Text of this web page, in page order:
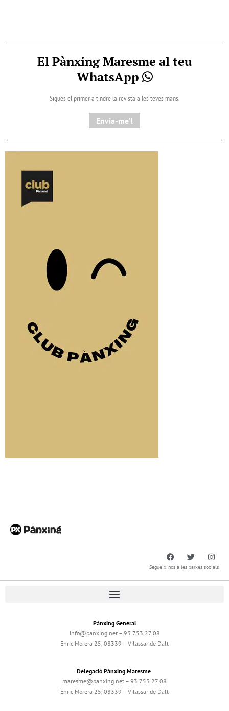
El Pànxing Maresme al teu
WhatsApp
Sigues el primer a tindre la revista a les teves mans.
Envia-me'l
Segueix-nos a les xarxes socials
Pànxing General
info@panxing.net – 93 753 27 08
Enric Morera 25, 08339 – Vilassar de Dalt
Delegació Pànxing Maresme
maresme@panxing.net – 93 753 27 08
Enric Morera 25, 08339 – Vilassar de Dalt